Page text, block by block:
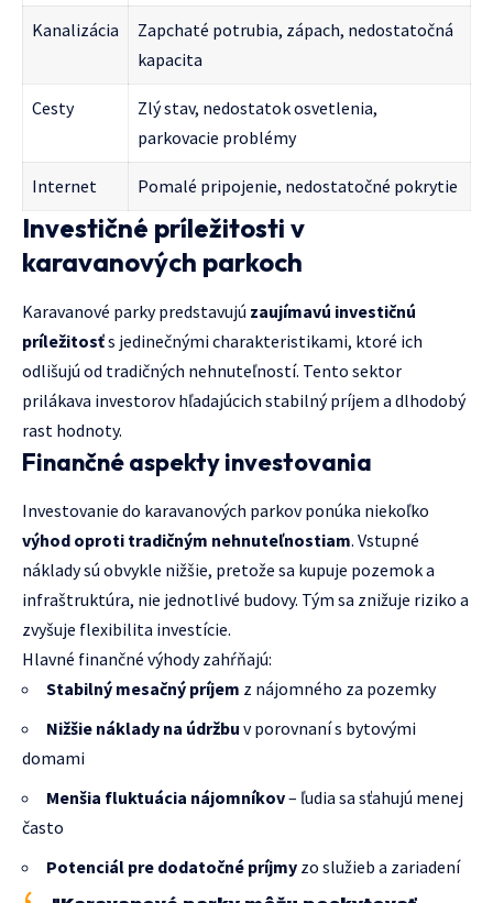
Kanalizácia
Zapchaté potrubia, zápach, nedostatočná
kapacita
Cesty
Zlý stav, nedostatok osvetlenia,
parkovacie problémy
Internet Pomalé pripojenie, nedostatočné pokrytie
Investičné príležitosti v
karavanových parkoch
Karavanové parky predstavujú zaujímavú investičnú
príležitosťs jedinečnými charakteristikami, ktoré ich
odlišujú od tradičných nehnuteľností. Tento sektor
prilákava investorov hľadajúcich stabilný príjem a dlhodobý
rast hodnoty.
Finančné aspekty investovania
Investovanie do karavanových parkov ponúka niekoľko
výhod oproti tradičným nehnuteľnostiam. Vstupné
náklady sú obvykle nižšie, pretože sa kupuje pozemok a
infraštruktúra, nie jednotlivé budovy. Tým sa znižuje riziko a
zvyšuje flexibilita investície.
Hlavné finančné výhody zahŕňajú:
Stabilný mesačný príjem z nájomného za pozemky
Nižšie náklady na údržbu v porovnaní s bytovými
domami
Menšia fluktuácia nájomníkov– ľudia sa sťahujú menej
často
Potenciál pre dodatočné príjmy zo služieb a zariadení